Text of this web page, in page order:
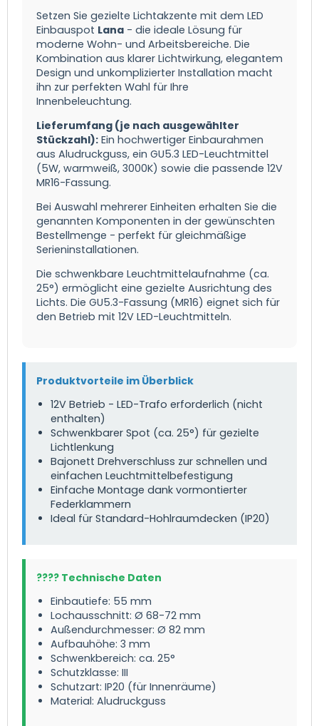
Setzen Sie gezielte Lichtakzente mit dem LED
Einbauspot Lana - die ideale Lösung für
moderne Wohn- und Arbeitsbereiche. Die
Kombination aus klarer Lichtwirkung, elegantem
Design und unkomplizierter Installation macht
ihn zur perfekten Wahl für Ihre
Innenbeleuchtung.
Lieferumfang (je nach ausgewählter
Stückzahl): Ein hochwertiger Einbaurahmen
aus Aludruckguss, ein GU5.3 LED-Leuchtmittel
(5W, warmweiß, 3000K) sowie die passende 12V
MR16-Fassung.
Bei Auswahl mehrerer Einheiten erhalten Sie die
genannten Komponenten in der gewünschten
Bestellmenge - perfekt für gleichmäßige
Serieninstallationen.
Die schwenkbare Leuchtmittelaufnahme (ca.
25°) ermöglicht eine gezielte Ausrichtung des
Lichts. Die GU5.3-Fassung (MR16) eignet sich für
den Betrieb mit 12V LED-Leuchtmitteln.
Produktvorteile im Überblick
12V Betrieb - LED-Trafo erforderlich (nicht
enthalten)
Schwenkbarer Spot (ca. 25°) für gezielte
Lichtlenkung
Bajonett Drehverschluss zur schnellen und
einfachen Leuchtmittelbefestigung
Einfache Montage dank vormontierter
Federklammern
Ideal für Standard-Hohlraumdecken (IP20)
???? Technische Daten
Einbautiefe: 55 mm
Lochausschnitt: Ø 68-72 mm
Außendurchmesser: Ø 82 mm
Aufbauhöhe: 3 mm
Schwenkbereich: ca. 25°
Schutzklasse: III
Schutzart: IP20 (für Innenräume)
Material: Aludruckguss